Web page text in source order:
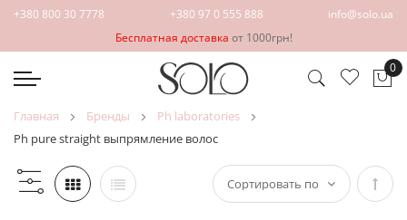
+380 800 30 7778 +380 97 0 555 888
info@solo.ua
Бесплатная доставка от 1000грн!
0
главная бренды
ph laboratories
ph pure straight выпрямление волос